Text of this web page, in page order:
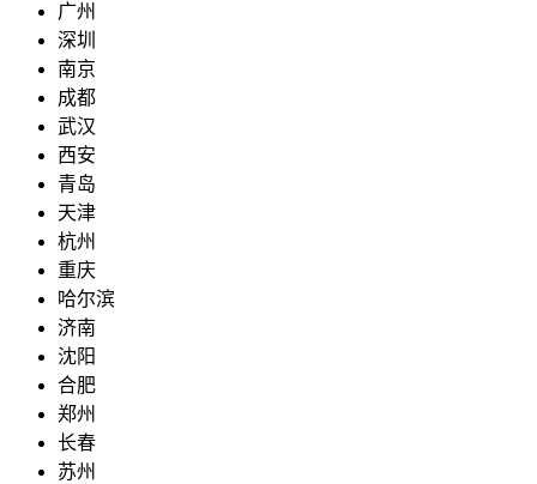
广州
深圳
南京
成都
武汉
西安
青岛
天津
杭州
重庆
哈尔滨
济南
沈阳
合肥
郑州
长春
苏州